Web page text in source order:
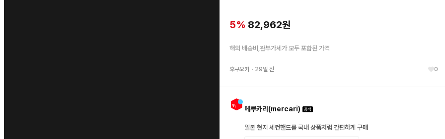
5% 82,962원
해외 배송비,관부가세가 모두 포함된 가격
후쿠오카・ 29일 전 0
메루카리(mercari)
일본 현지 세컨핸드를 국내 상품처럼 간편하게 구매